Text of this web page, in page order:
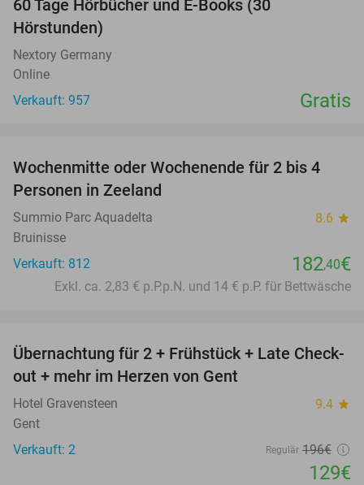
60 Tage Hörbücher und E-Books (30
Hörstunden)
Nextory Germany
Online
Verkauft: 957
Gratis
Wochenmitte oder Wochenende für 2 bis 4
Personen in Zeeland
Summio Parc Aquadelta 8.6 star
Bruinisse
Verkauft: 812
182,40€
Exkl. ca. 2,83 € p.P.p.N. und 14 € p.P. für Bettwäsche
34%
Übernachtung für 2 + Frühstück + Late Check-
out + mehr im Herzen von Gent
Hotel Gravensteen 9.4 star
Gent
Verkauft: 2
Regulär 196€
129€